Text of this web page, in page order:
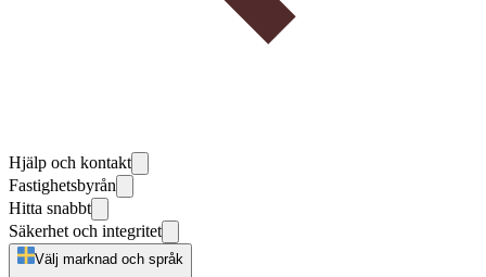
Hjälp och kontakt
Fastighetsbyrån
Hitta snabbt
Säkerhet och integritet
Välj marknad och språk